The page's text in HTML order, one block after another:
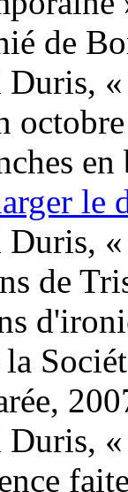
de
Duris,
le
Duris,
de
Duris,